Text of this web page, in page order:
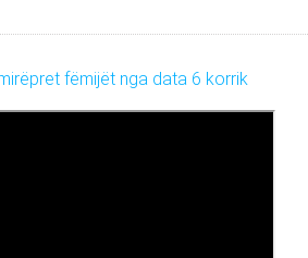
fëmijët nga data 6 korrik